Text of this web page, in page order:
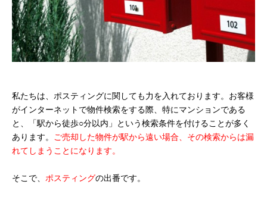
私たちは、ポスティングに関しても力を入れております。お客様
がインターネットで物件検索をする際、特にマンションである
と、「駅から徒歩○分以内」という検索条件を付けることが多く
あります。
ご売却した物件が駅から遠い場合、その検索からは漏
れてしまうことになります。
そこで、 ポスティングの出番です。